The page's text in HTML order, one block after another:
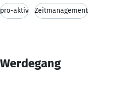
pro-aktiv Zeitmanagement
Werdegang